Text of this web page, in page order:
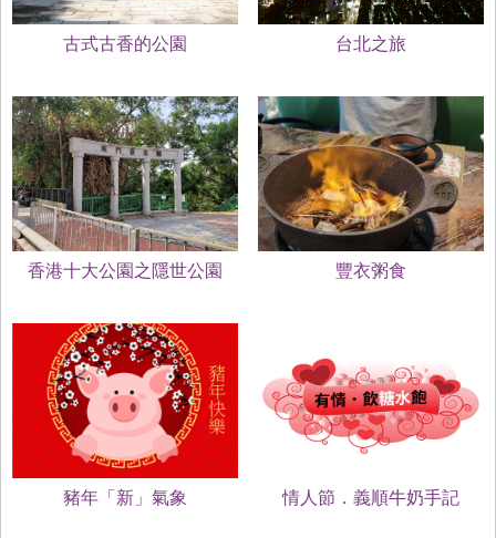
古式古香的公園 台北之旅
香港十大公園之隱世公園 豐衣粥食
豬年「新」氣象 情人節．義順牛奶手記